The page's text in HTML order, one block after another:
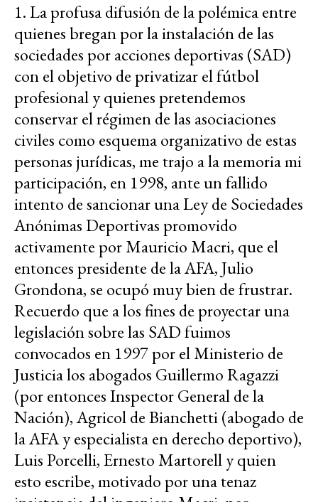
1. La profusa difusión de la polémica entre
quienes bregan por la instalación de las
sociedades por acciones deportivas (SAD)
con el objetivo de privatizar el fútbol
profesional y quienes pretendemos
conservar el régimen de las asociaciones
civiles como esquema organizativo de estas
personas jurídicas, me trajo a la memoria mi
participación, en 1998, ante un fallido
intento de sancionar una Ley de Sociedades
Anónimas Deportivas promovido
activamente por Mauricio Macri, que el
entonces presidente de la AFA, Julio
Grondona, se ocupó muy bien de frustrar.
Recuerdo que a los fines de proyectar una
legislación sobre las SAD fuimos
convocados en 1997 por el Ministerio de
Justicia los abogados Guillermo Ragazzi
(por entonces Inspector General de la
Nación), Agricol de Bianchetti (abogado de
la AFA y especialista en derecho deportivo),
Luis Porcelli, Ernesto Martorell y quien
esto escribe, motivado por una tenaz